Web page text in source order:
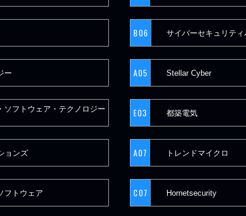
B06 サイバーセキュリティ
ー A05 Stellar Cyber
ソフトウェア・テクノロジー
E03 都築電気
ョンズ A07 トレンドマイクロ
フトウェア C07 Hornetsecurity